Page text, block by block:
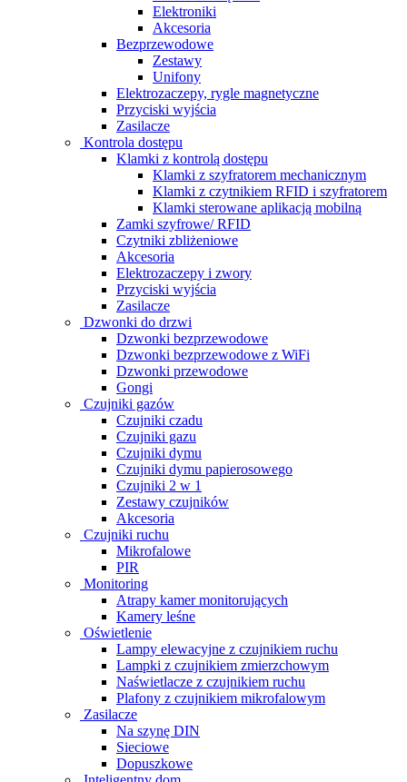
Elektroniki
Akcesoria
Bezprzewodowe
Zestawy
Unifony
Elektrozaczepy, rygle magnetyczne
Przyciski wyjścia
Zasilacze
Kontrola dostępu
Klamki z kontrolą dostępu
Klamki z szyfratorem mechanicznym
Klamki z czytnikiem RFID i szyfratorem
Klamki sterowane aplikacją mobilną
Zamki szyfrowe/ RFID
Czytniki zbliżeniowe
Akcesoria
Elektrozaczepy i zwory
Przyciski wyjścia
Zasilacze
Dzwonki do drzwi
Dzwonki bezprzewodowe
Dzwonki bezprzewodowe z WiFi
Dzwonki przewodowe
Gongi
Czujniki gazów
Czujniki czadu
Czujniki gazu
Czujniki dymu
Czujniki dymu papierosowego
Czujniki 2 w 1
Zestawy czujników
Akcesoria
Czujniki ruchu
Mikrofalowe
PIR
Monitoring
Atrapy kamer monitorujących
Kamery leśne
Oświetlenie
Lampy elewacyjne z czujnikiem ruchu
Lampki z czujnikiem zmierzchowym
Naświetlacze z czujnikiem ruchu
Plafony z czujnikiem mikrofalowym
Zasilacze
Na szynę DIN
Sieciowe
Dopuszkowe